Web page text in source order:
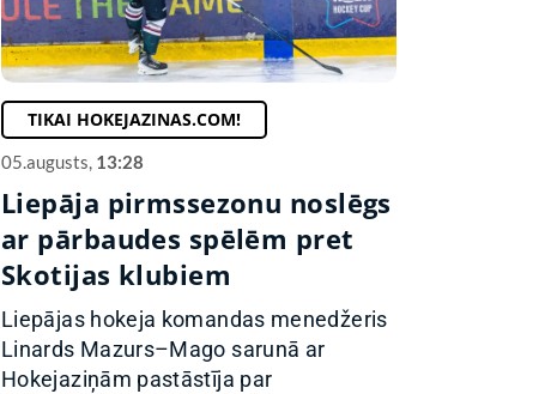
TIKAI HOKEJAZINAS.COM!
05.augusts, 13:28
Liepāja pirmssezonu noslēgs
ar pārbaudes spēlēm pret
Skotijas klubiem
Liepājas hokeja komandas menedžeris
Linards Mazurs–Mago sarunā ar
Hokejaziņām pastāstīja par